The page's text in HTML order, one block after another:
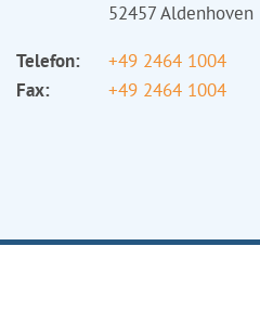
52457 Aldenhoven
Telefon:
+49 2464 1004
Fax:
+49 2464 1004